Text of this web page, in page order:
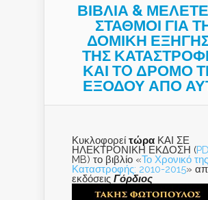
ΒΙΒΛΙΑ &
ΣΤΑΘΜΟΙ ΓΙΑ
ΔΟΜΙΚΗ
ΤΗΣ
ΚΑΙ ΤO ΔΡΟΜΟ
ΕΞΟΔΟΥ ΑΠΟ
Κυκλοφορεί τώρα ΚΑΙ ΣΕ
ΗΛΕΚΤΡΟΝΙΚΗ ΕΚΔΟΣΗ (
MB) το βιβλίο «Το Χρονικό της
Καταστροφής: 2010-2015»
εκδόσεις Γόρδιος